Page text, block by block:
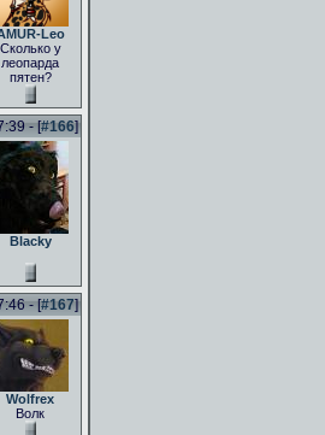
Leo
Сколько у
леопарда
пятен?
- [#166]
Blacky
- [#167]
Wolfrex
Волк